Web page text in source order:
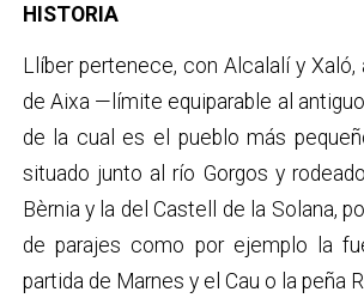
HISTORIA
Llíber pertenece, con Alcalalí y Xaló,
de Aixa —límite equiparable al antiguo
de la cual es el pueblo más
situado junto al río Gorgos y
Bèrnia y la del Castell de la Solana,
de parajes como por ejemplo la
partida de Marnes y el Cau o la peña